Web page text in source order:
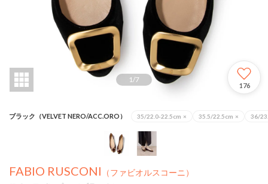
1 /7
176
ブラック（VELVET NERO/ACC.ORO） 35/22.0-22.5cm × 35.5/22.5cm × 36/
FABIO RUSCONI （ファビオルスコーニ）